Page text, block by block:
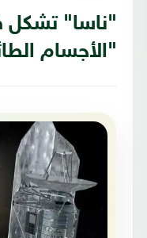
"ناسا" تشكل
"الأجسام